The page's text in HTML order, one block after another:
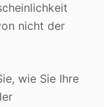
nicht der
wie Sie Ihre